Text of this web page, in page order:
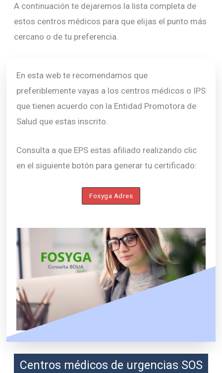
A continuación te dejaremos la lista completa de
estos centros médicos para que elijas el punto más
cercano o de tu preferencia.
En esta web te recomendamos que
preferiblemente vayas a los centros médicos o IPS
que tienen acuerdo con la Entidad Promotora de
Salud que estas inscrito.
Consulta a que EPS estas afiliado realizando clic
en el siguiente botón para generar tu certificado:
Fosyga Adres
Centros médicos de urgencias SOS